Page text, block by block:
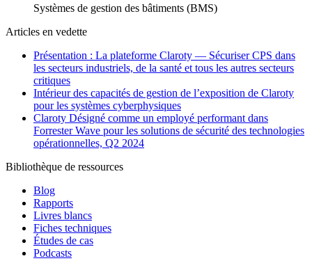
Systèmes de gestion des bâtiments (BMS)
Articles en vedette
Présentation : La plateforme Claroty — Sécuriser CPS dans
les secteurs industriels, de la santé et tous les autres secteurs
critiques
Intérieur des capacités de gestion de l’exposition de Claroty
pour les systèmes cyberphysiques
Claroty Désigné comme un employé performant dans
Forrester Wave pour les solutions de sécurité des technologies
opérationnelles, Q2 2024
Bibliothèque de ressources
Blog
Rapports
Livres blancs
Fiches techniques
Études de cas
Podcasts